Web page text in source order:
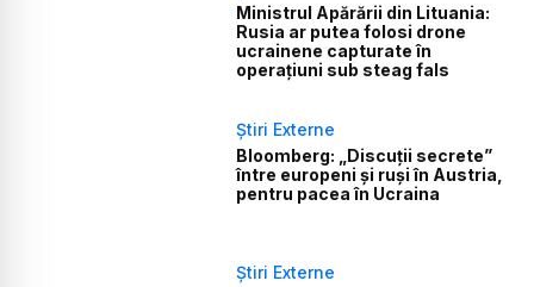
Ministrul Apărării din Lituania:
Rusia ar putea folosi drone
ucrainene capturate în
operațiuni sub steag fals
Știri Externe
Bloomberg: „Discuții secrete”
între europeni și ruși în Austria,
pentru pacea în Ucraina
Știri Externe